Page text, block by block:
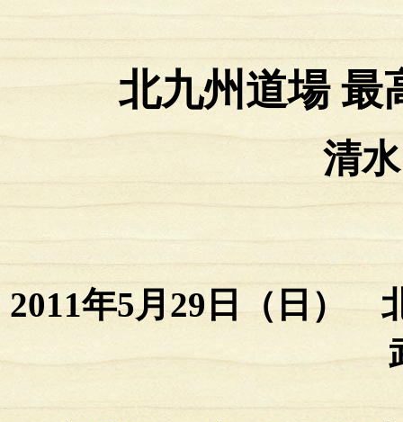
北九州道場 最
清
2011年5月29日（日）